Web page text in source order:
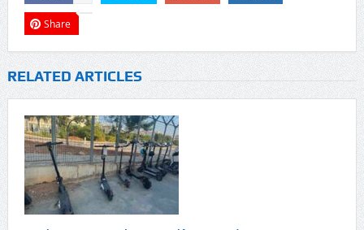
Share
RELATED ARTICLES